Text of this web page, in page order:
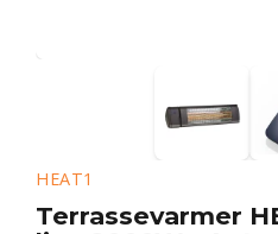
HEAT1
Terrassevarmer